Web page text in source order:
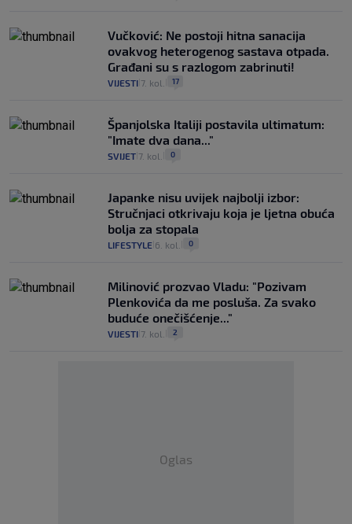
Vučković: Ne postoji hitna sanacija
ovakvog heterogenog sastava otpada.
Građani su s razlogom zabrinuti!
VIJESTI 7. kol. 17
Španjolska Italiji postavila ultimatum:
"Imate dva dana..."
SVIJET 7. kol. 0
Japanke nisu uvijek najbolji izbor:
Stručnjaci otkrivaju koja je ljetna obuća
bolja za stopala
LIFESTYLE 6. kol. 0
Milinović prozvao Vladu: "Pozivam
Plenkovića da me posluša. Za svako
buduće onečišćenje..."
VIJESTI 7. kol. 2
Oglas